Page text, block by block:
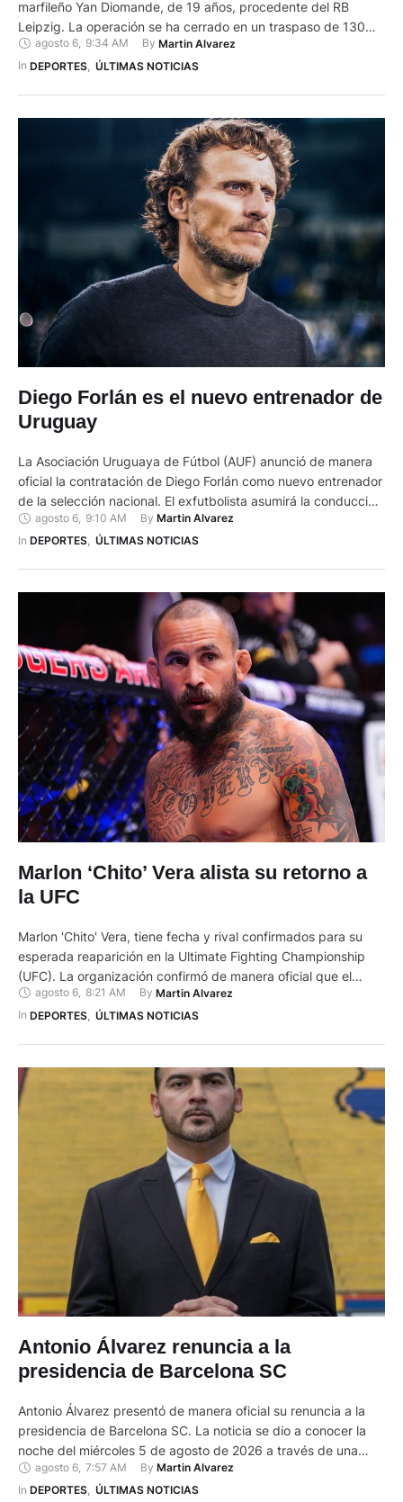
marfileño Yan Diomande, de 19 años, procedente del RB
Leipzig. La operación se ha cerrado en un traspaso de 130
millones de euros. Esta cifra convierte al atacante en la
contratación más costosa en la historia del Madrid. Así, supera
agosto 6, 9:34 AM By Martin Alvarez
In DEPORTES, ÚLTIMAS NOTICIAS
Diego Forlán es el nuevo entrenador de
Uruguay
La Asociación Uruguaya de Fútbol (AUF) anunció de manera
oficial la contratación de Diego Forlán como nuevo entrenador
de la selección nacional. El exfutbolista asumirá la conducción
de la selección mayor de forma interina (temporal) y será el
director técnico principal de la categoría juvenil Sub-20. La
agosto 6 9:10 AM By Martin Alvarez
In DEPORTES, ÚLTIMAS NOTICIAS
Marlon ‘Chito’ Vera alista su retorno a
la UFC
Marlon 'Chito' Vera, tiene fecha y rival confirmados para su
esperada reaparición en la Ultimate Fighting Championship
(UFC). La organización confirmó de manera oficial que el
manabita volverá al octágono el próximo sábado 19 de
septiembre de 2026. Ese día se medirá ante el canadiense
agosto 6, 8:21 AM By Martin Alvarez
In DEPORTES, ÚLTIMAS NOTICIAS
Antonio Álvarez renuncia a la
presidencia de Barcelona SC
Antonio Álvarez presentó de manera oficial su renuncia a la
presidencia de Barcelona SC. La noticia se dio a conocer la
noche del miércoles 5 de agosto de 2026 a través de una
carta publicada en su cuenta de la red social X (antes
Twitter). En su comunicado, Álvarez explicó que tomó la
agosto 6 7:57 AM By Martin Alvarez
In DEPORTES, ÚLTIMAS NOTICIAS